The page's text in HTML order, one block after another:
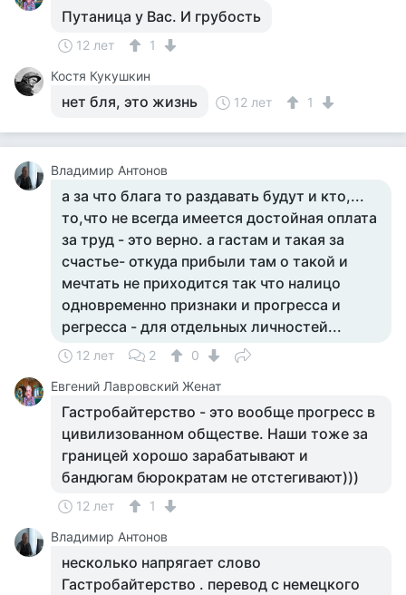
Путаница у Вас. И грубость
12 лет
1
Костя Кукушкин
нет бля, это жизнь 12 лет 1
Владимир Антонов
а за что блага то раздавать будут и кто,...
то,что не всегда имеется достойная оплата
за труд - это верно. а гастам и такая за
счастье- откуда прибыли там о такой и
мечтать не приходится так что налицо
одновременно признаки и прогресса и
регресса - для отдельных личностей...
12 лет 2
0
Евгений Лавровский Женат
Гастробайтерство - это вообще прогресс в
цивилизованном обществе. Наши тоже за
границей хорошо зарабатывают и
бандюгам бюрократам не отстегивают)))
12 лет
1
Владимир Антонов
несколько напрягает слово
Гастробайтерство . перевод с немецкого